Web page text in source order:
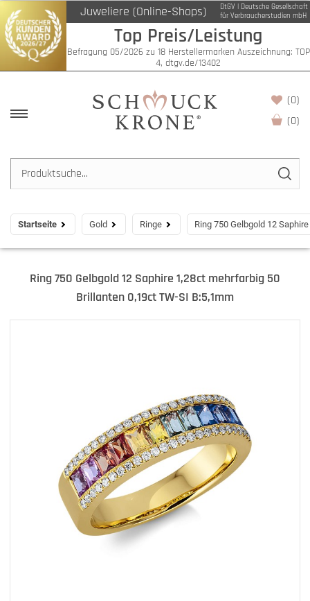
Juweliere (Online-Shops)
DtGV | Deutsche Gesellschaft
für Verbraucherstudien mbH
Top Preis/Leistung
Befragung 05/2026 zu 18 Herstellermarken Auszeichnung: TOP
4, dtgv.de/13402
(0)
(0)
Startseite Gold Ringe Ring 750 Gelbgold 12
Ring 750 Gelbgold 12 Saphire 1,28ct mehrfarbig 50
Brillanten 0,19ct TW-SI B:5,1mm